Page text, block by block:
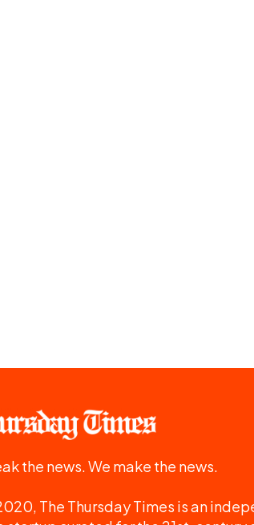
the news. We make the news.
The Thursday Times is an